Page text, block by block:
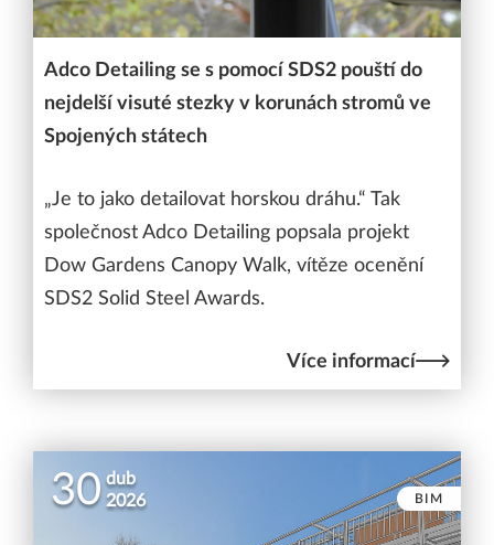
Adco Detailing se s pomocí SDS2 pouští do
nejdelší visuté stezky v korunách stromů ve
Spojených státech
„Je to jako detailovat horskou dráhu.“ Tak
společnost Adco Detailing popsala projekt
Dow Gardens Canopy Walk, vítěze ocenění
SDS2 Solid Steel Awards.
Více informací
30 dub
2026
BIM